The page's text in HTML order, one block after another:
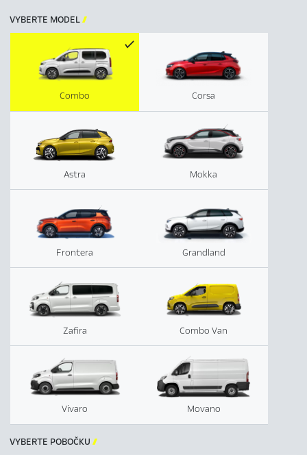
VYBERTE MODEL
Corsa
Combo
Astra Mokka
Frontera Grandland
Zafira Combo Van
Vivaro Movano
VYBERTE POBOČKU 